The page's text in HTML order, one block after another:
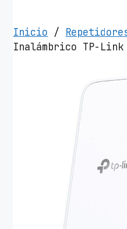
Inicio /
Inalámbrico TP-Link